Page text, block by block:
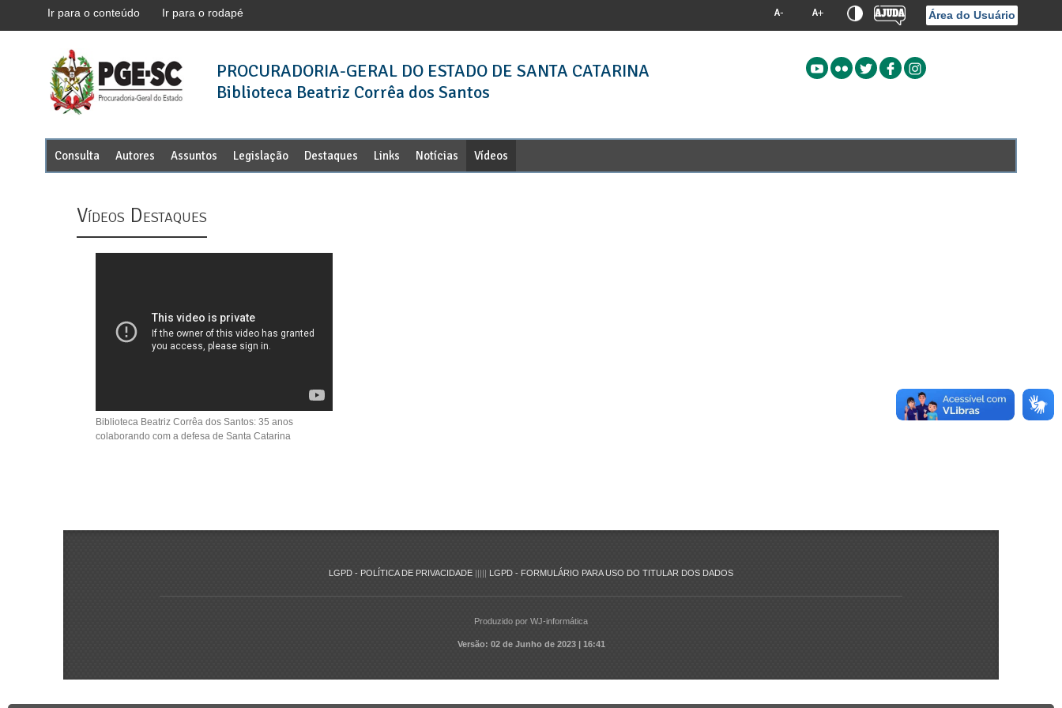
Ir para o conteúdo Ir para o rodapé Área do Usuário
PROCURADORIA-GERAL DO ESTADO DE SANTA CATARINA
Biblioteca Beatriz Corrêa dos Santos
Consulta Autores Assuntos Legislação Destaques Links Notícias Vídeos
Vídeos Destaques
Biblioteca Beatriz Corrêa dos Santos: 35 anos
colaborando com a defesa de Santa Catarina
LGPD - POLÍTICA DE PRIVACIDADE ||||| LGPD - FORMULÁRIO PARA USO DO TITULAR DOS DADOS
Produzido por WJ-informática
Versão: 02 de Junho de 2023 | 16:41